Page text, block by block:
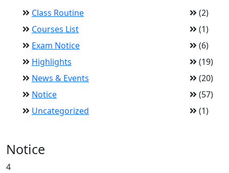
Class Routine
(2)
Courses List
(1)
Exam Notice
(6)
Highlights
(19)
News & Events
(20)
Notice
(57)
Uncategorized
(1)
Notice
4